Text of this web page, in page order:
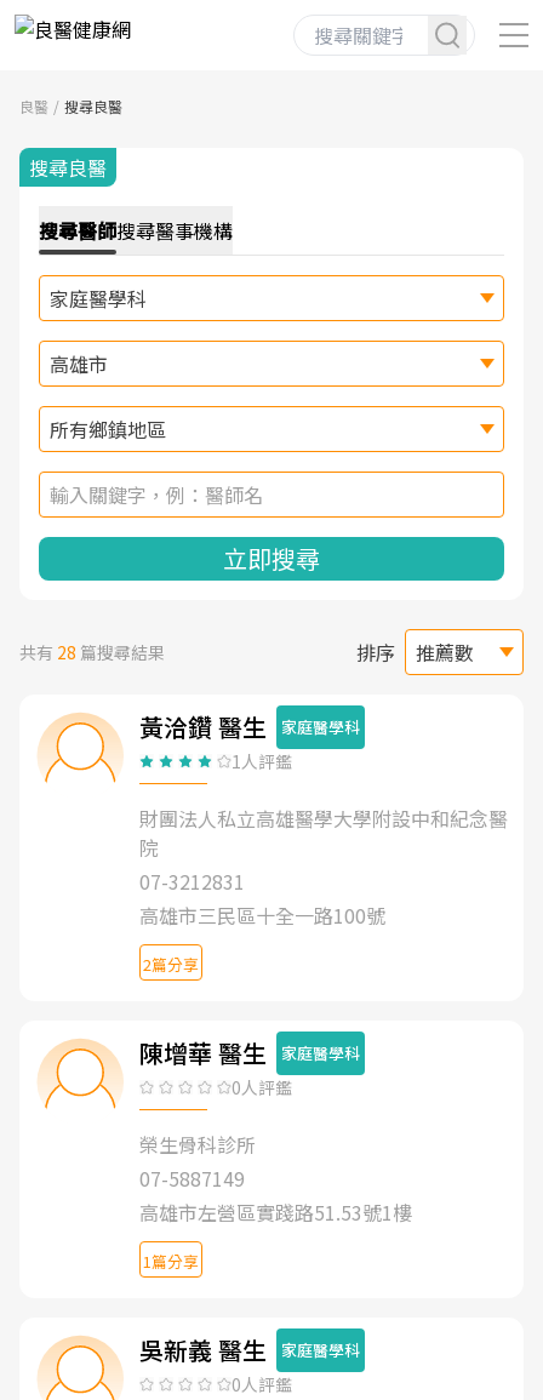
良醫 搜尋良醫
搜尋良醫
搜尋醫師搜尋醫事機構
立即搜尋
共有 28 篇搜尋結果 排序
黃洽鑽 醫生 家庭醫學科
1人評鑑
財團法人私立高雄醫學大學附設中和紀念醫
院
07-3212831
高雄市三民區十全一路100號
2篇分享
陳增華 醫生 家庭醫學科
0人評鑑
榮生骨科診所
07-5887149
高雄市左營區實踐路51.53號1樓
1篇分享
吳新義 醫生 家庭醫學科
0人評鑑